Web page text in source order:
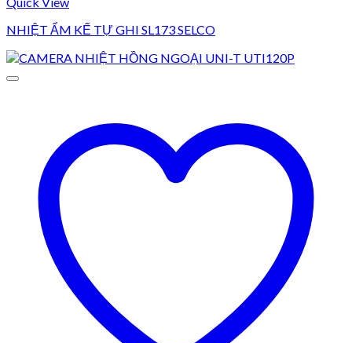
NHIỆT ẨM KẾ TỰ GHI SL173 SELCO